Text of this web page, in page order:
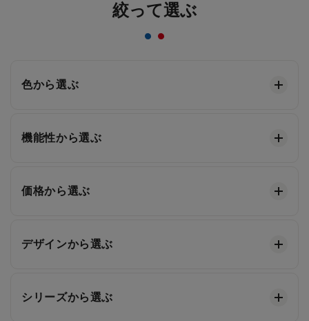
絞って選ぶ
色から選ぶ
機能性から選ぶ
価格から選ぶ
デザインから選ぶ
シリーズから選ぶ